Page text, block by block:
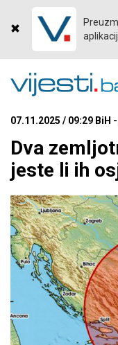
07.11.2025 / 09:29 BiH
Dva
jeste li ih